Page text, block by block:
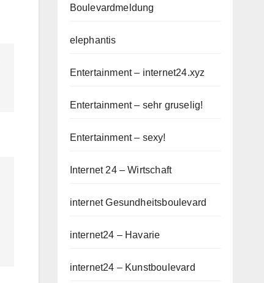
Boulevardmeldung
elephantis
Entertainment – internet24.xyz
Entertainment – sehr gruselig!
Entertainment – sexy!
Internet 24 – Wirtschaft
internet Gesundheitsboulevard
internet24 – Havarie
internet24 – Kunstboulevard